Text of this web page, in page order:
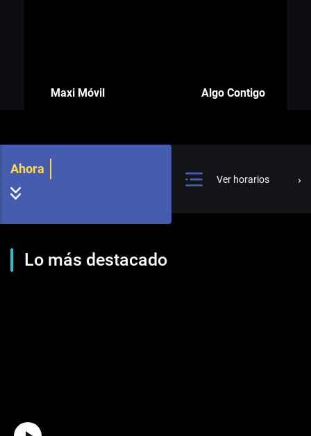
Maxi Móvil Algo Contigo
Ahora
Ver horarios
Lo más destacado